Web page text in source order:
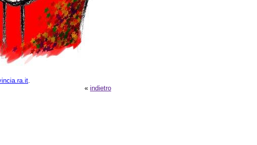
.
« indietro